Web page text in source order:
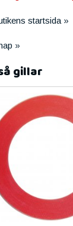
startsida »
»
gillar